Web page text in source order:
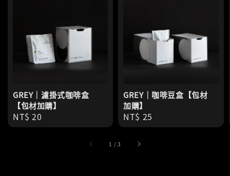
GREY｜濾掛式咖啡盒
【包材加購】
Regular
price
NT$ 20
GREY｜咖啡豆盒【包材
加購】
Regular
price
NT$ 25
1 /3